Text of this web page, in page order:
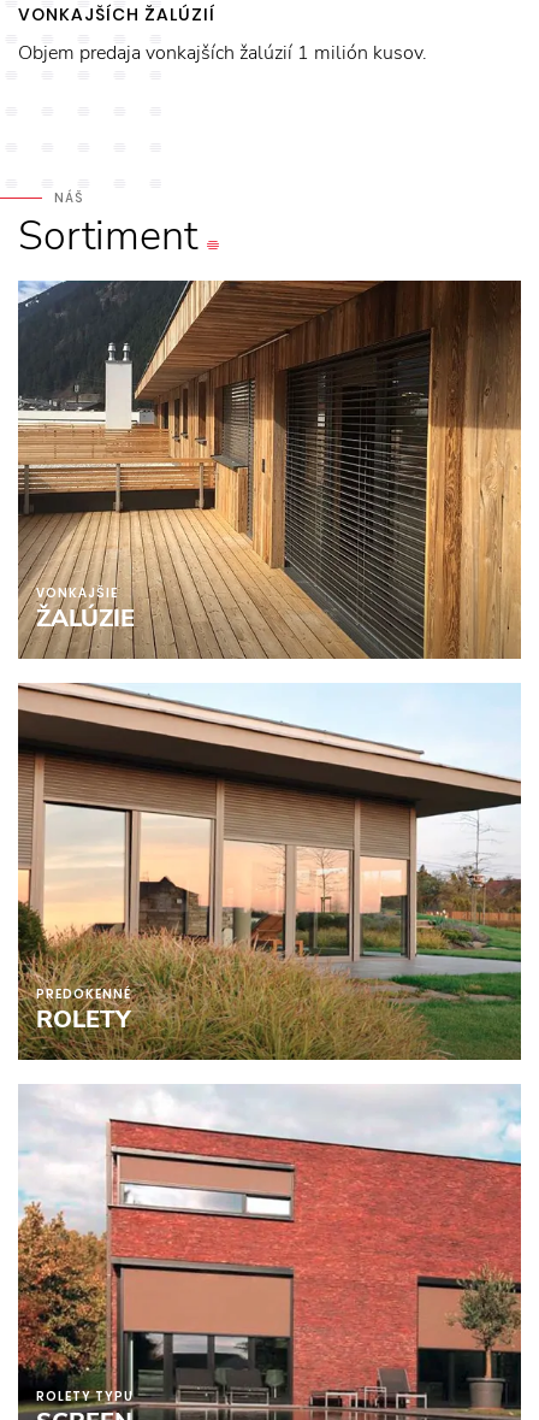
VONKAJŠÍCH ŽALÚZIÍ
Objem predaja vonkajších žalúzií 1 milión kusov.
NÁŠ
Sortiment
VONKAJŠIE
ŽALÚZIE
PREDOKENNÉ
ROLETY
ROLETY TYPU